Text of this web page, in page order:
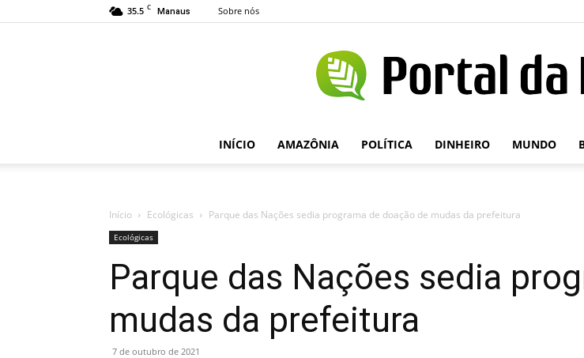
35.5 C Manaus Sobre nós
Portal
INÍCIO AMAZÔNIA POLÍTICA DINHEIRO MUNDO
Início Ecológicas Parque das Nações sedia programa de doação de mudas da prefeitura
Ecológicas
Parque das Nações sedia
mudas da prefeitura
7 de outubro de 2021